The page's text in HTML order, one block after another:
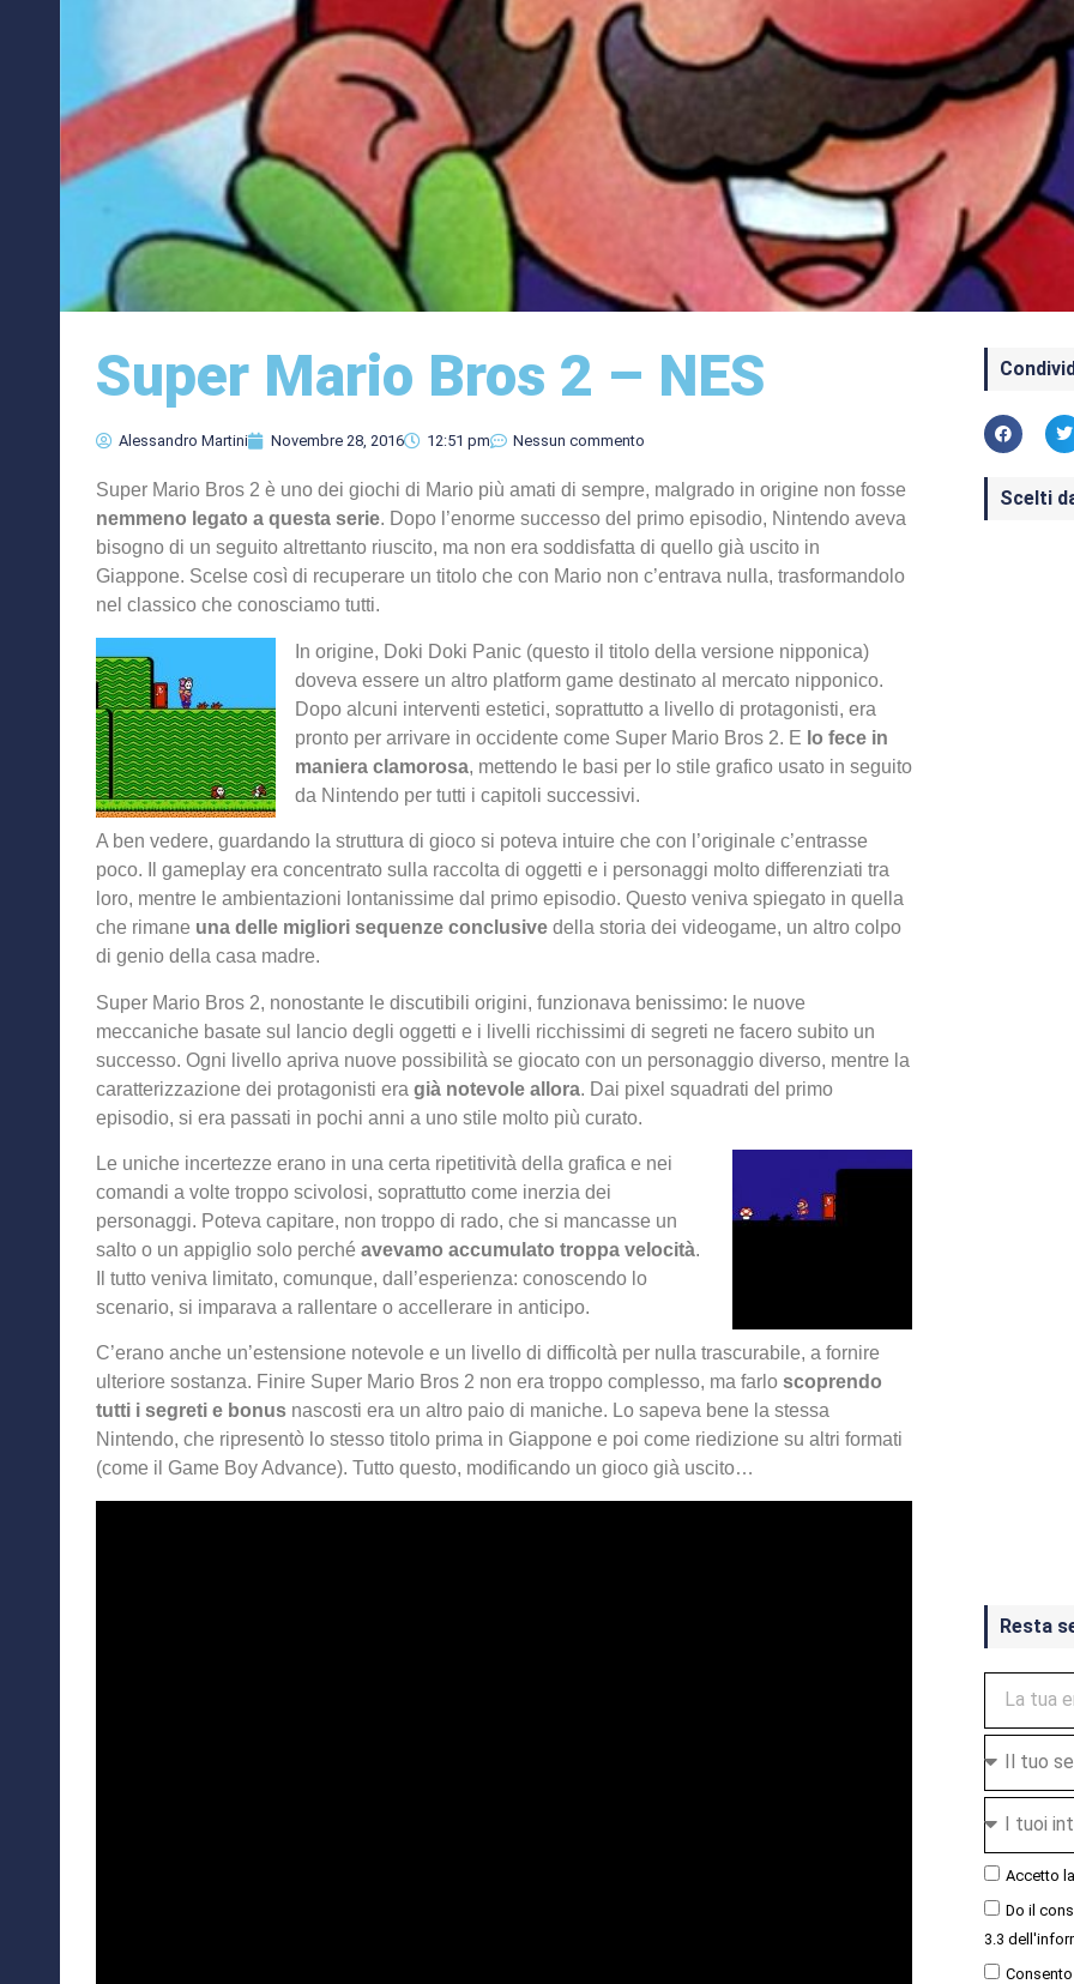
Super Mario Bros 2 – NES
Alessandro Martini Novembre 28, 2016 12:51 pm Nessun commento
Super Mario Bros 2 è uno dei giochi di Mario più amati di sempre, malgrado in origine non fosse
nemmeno legato a questa serie. Dopo l’enorme successo del primo episodio, Nintendo aveva
bisogno di un seguito altrettanto riuscito, ma non era soddisfatta di quello già uscito in
Giappone. Scelse così di recuperare un titolo che con Mario non c’entrava nulla, trasformandolo
nel classico che conosciamo tutti.
In origine, Doki Doki Panic (questo il titolo della versione nipponica)
doveva essere un altro platform game destinato al mercato nipponico.
Dopo alcuni interventi estetici, soprattutto a livello di protagonisti, era
pronto per arrivare in occidente come Super Mario Bros 2. E lo fece in
maniera clamorosa, mettendo le basi per lo stile grafico usato in seguito
da Nintendo per tutti i capitoli successivi.
A ben vedere, guardando la struttura di gioco si poteva intuire che con l’originale c’entrasse
poco. Il gameplay era concentrato sulla raccolta di oggetti e i personaggi molto differenziati tra
loro, mentre le ambientazioni lontanissime dal primo episodio. Questo veniva spiegato in quella
che rimane una delle migliori sequenze conclusive della storia dei videogame, un altro colpo
di genio della casa madre.
Super Mario Bros 2, nonostante le discutibili origini, funzionava benissimo: le nuove
meccaniche basate sul lancio degli oggetti e i livelli ricchissimi di segreti ne facero subito un
successo. Ogni livello apriva nuove possibilità se giocato con un personaggio diverso, mentre la
caratterizzazione dei protagonisti era già notevole allora. Dai pixel squadrati del primo
episodio, si era passati in pochi anni a uno stile molto più curato.
Le uniche incertezze erano in una certa ripetitività della grafica e nei
comandi a volte troppo scivolosi, soprattutto come inerzia dei
personaggi. Poteva capitare, non troppo di rado, che si mancasse un
salto o un appiglio solo perché avevamo accumulato troppa velocità.
Il tutto veniva limitato, comunque, dall’esperienza: conoscendo lo
scenario, si imparava a rallentare o accellerare in anticipo.
C’erano anche un’estensione notevole e un livello di difficoltà per nulla trascurabile, a fornire
ulteriore sostanza. Finire Super Mario Bros 2 non era troppo complesso, ma farlo scoprendo
tutti i segreti e bonus nascosti era un altro paio di maniche. Lo sapeva bene la stessa
Nintendo, che ripresentò lo stesso titolo prima in Giappone e poi come riedizione su altri formati
(come il Game Boy Advance). Tutto questo, modificando un gioco già uscito…
Scelti
Resta
Accetto la
Do il
3.3